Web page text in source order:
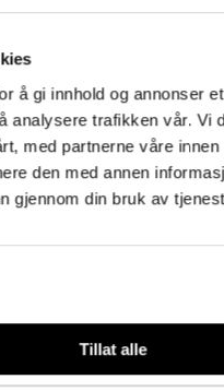
å gi innhold og annonser
analysere trafikken vår. Vi
med partnerne våre
den med annen
gjennom din bruk av
Tillat alle